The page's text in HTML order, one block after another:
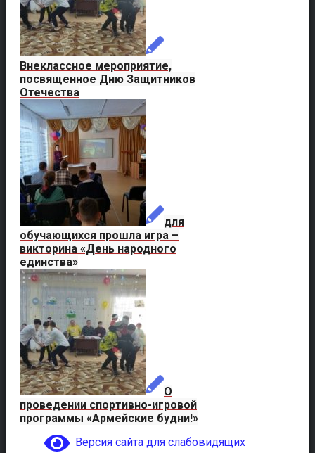
Внеклассное мероприятие,
посвященное Дню Защитников
Отечества
для
обучающихся прошла игра –
викторина «День народного
единства»
О
проведении спортивно-игровой
программы «Армейские будни!»
Версия сайта для слабовидящих